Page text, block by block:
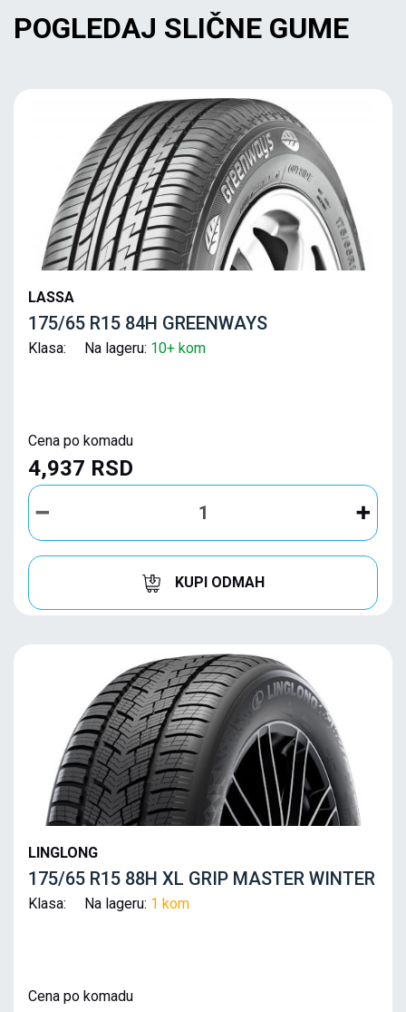
POGLEDAJ SLIČNE GUME
LASSA
175/65 R15 84H GREENWAYS
Klasa: Na lageru: 10+ kom
Cena po komadu
4,937 RSD
KUPI ODMAH
LINGLONG
175/65 R15 88H XL GRIP MASTER WINTER
Klasa: Na lageru: 1 kom
Cena po komadu